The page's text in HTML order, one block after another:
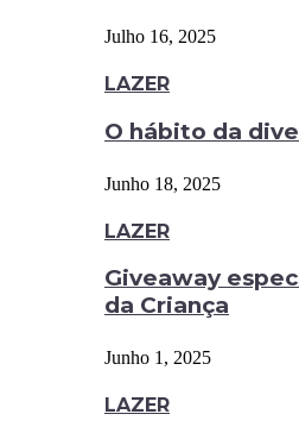
Julho 16, 2025
LAZER
O hábito da
Junho 18, 2025
LAZER
Giveaway
da Criança
Junho 1, 2025
LAZER